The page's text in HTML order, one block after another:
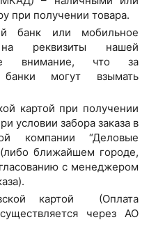
при получении товара.
банк или мобильное
реквизиты нашей
внимание, что за
могут взымать
картой при получении
условии забора заказа в
компании “Деловые
ближайшем городе,
с менеджером
картой (Оплата
через АО